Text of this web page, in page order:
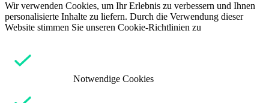
Wir verwenden Cookies, um Ihr Erlebnis zu verbessern und Ihnen
personalisierte Inhalte zu liefern. Durch die Verwendung dieser
Website stimmen Sie unseren Cookie-Richtlinien zu
Notwendige Cookies